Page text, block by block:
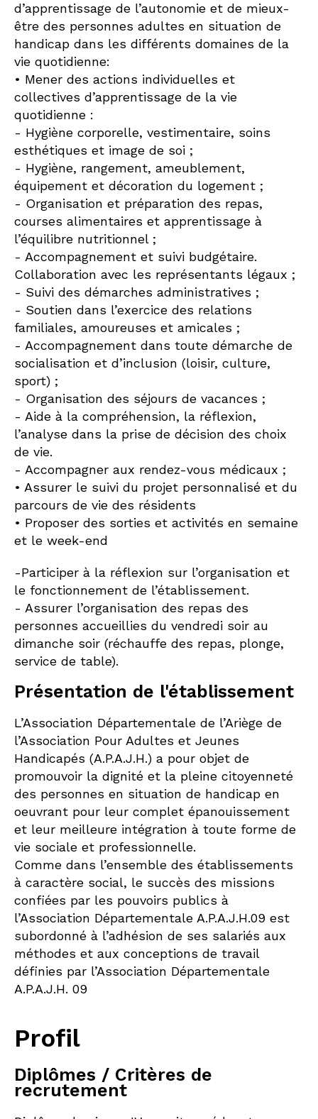
d’apprentissage de l’autonomie et de mieux-
être des personnes adultes en situation de
handicap dans les différents domaines de la
vie quotidienne:
• Mener des actions individuelles et
collectives d’apprentissage de la vie
quotidienne :
- Hygiène corporelle, vestimentaire, soins
esthétiques et image de soi ;
- Hygiène, rangement, ameublement,
équipement et décoration du logement ;
- Organisation et préparation des repas,
courses alimentaires et apprentissage à
l’équilibre nutritionnel ;
- Accompagnement et suivi budgétaire.
Collaboration avec les représentants légaux ;
- Suivi des démarches administratives ;
- Soutien dans l’exercice des relations
familiales, amoureuses et amicales ;
- Accompagnement dans toute démarche de
socialisation et d’inclusion (loisir, culture,
sport) ;
- Organisation des séjours de vacances ;
- Aide à la compréhension, la réflexion,
l’analyse dans la prise de décision des choix
de vie.
- Accompagner aux rendez-vous médicaux ;
• Assurer le suivi du projet personnalisé et du
parcours de vie des résidents
• Proposer des sorties et activités en semaine
et le week-end
-Participer à la réflexion sur l’organisation et
le fonctionnement de l’établissement.
- Assurer l’organisation des repas des
personnes accueillies du vendredi soir au
dimanche soir (réchauffe des repas, plonge,
service de table).
Présentation de l'établissement
L’Association Départementale de l’Ariège de
l’Association Pour Adultes et Jeunes
Handicapés (A.P.A.J.H.) a pour objet de
promouvoir la dignité et la pleine citoyenneté
des personnes en situation de handicap en
oeuvrant pour leur complet épanouissement
et leur meilleure intégration à toute forme de
vie sociale et professionnelle.
Comme dans l’ensemble des établissements
à caractère social, le succès des missions
confiées par les pouvoirs publics à
l’Association Départementale A.P.A.J.H.09 est
subordonné à l’adhésion de ses salariés aux
méthodes et aux conceptions de travail
définies par l’Association Départementale
A.P.A.J.H. 09
Profil
Diplômes / Critères de
recrutement